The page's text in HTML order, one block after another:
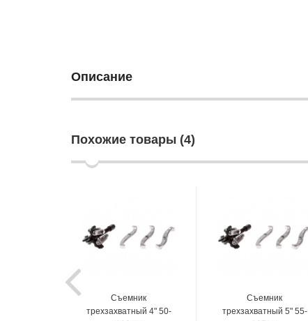
Описание
Похожие товары (4)
Съемник
трехзахватный 4" 50-
Съемник
трехзахватный 5" 55-